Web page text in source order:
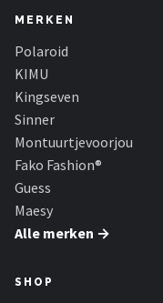
MERKEN
Polaroid
KIMU
Kingseven
Sinner
Montuurtjevoorjou
Fako Fashion®
Guess
Maesy
Alle merken →
SHOP